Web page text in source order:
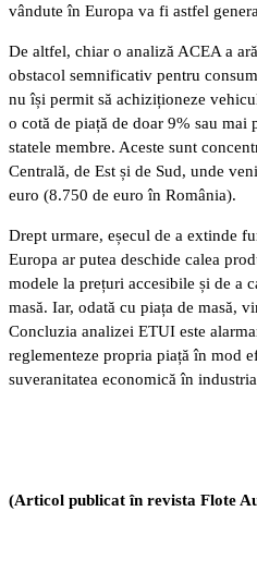
vândute în Europa va fi astfel
De altfel, chiar o analiză ACEA a
obstacol semnificativ pentru
nu își permit să achiziționeze
o cotă de piață de doar 9% sau
statele membre. Aceste sunt
Centrală, de Est și de Sud, unde
euro (8.750 de euro în România).
Drept urmare, eșecul de a extinde
Europa ar putea deschide calea
modele la prețuri accesibile și de a
masă. Iar, odată cu piața de masă,
Concluzia analizei ETUI este
reglementeze propria piață în mod
suveranitatea economică în
(Articol publicat în revista Flote